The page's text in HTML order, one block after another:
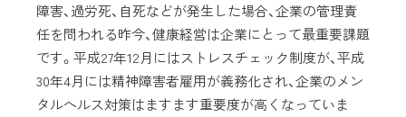
障害、過労死、自死などが発生した場合、企業の管理責
任を問われる昨今、健康経営は企業にとって最重要課題
です。平成27年12月にはストレスチェック制度が、平成
30年4月には精神障害者雇用が義務化され、企業のメン
タルヘルス対策はますます重要度が高くなっていま